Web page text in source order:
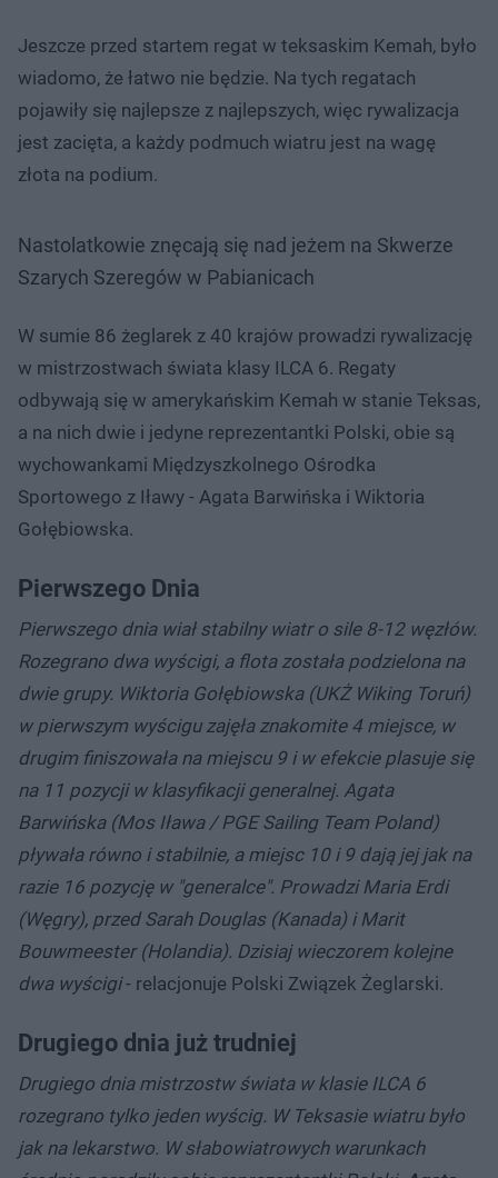
Jeszcze przed startem regat w teksaskim Kemah, było
wiadomo, że łatwo nie będzie. Na tych regatach
pojawiły się najlepsze z najlepszych, więc rywalizacja
jest zacięta, a każdy podmuch wiatru jest na wagę
złota na podium.
Nastolatkowie znęcają się nad jeżem na Skwerze
Szarych Szeregów w Pabianicach
W sumie 86 żeglarek z 40 krajów prowadzi rywalizację
w mistrzostwach świata klasy ILCA 6. Regaty
odbywają się w amerykańskim Kemah w stanie Teksas,
a na nich dwie i jedyne reprezentantki Polski, obie są
wychowankami Międzyszkolnego Ośrodka
Sportowego z Iławy - Agata Barwińska i Wiktoria
Gołębiowska.
Pierwszego Dnia
Pierwszego dnia wiał stabilny wiatr o sile 8-12 węzłów.
Rozegrano dwa wyścigi, a flota została podzielona na
dwie grupy. Wiktoria Gołębiowska (UKŻ Wiking Toruń)
w pierwszym wyścigu zajęła znakomite 4 miejsce, w
drugim finiszowała na miejscu 9 i w efekcie plasuje się
na 11 pozycji w klasyfikacji generalnej. Agata
Barwińska (Mos Iława / PGE Sailing Team Poland)
pływała równo i stabilnie, a miejsc 10 i 9 dają jej jak na
razie 16 pozycję w "generalce". Prowadzi Maria Erdi
(Węgry), przed Sarah Douglas (Kanada) i Marit
Bouwmeester (Holandia). Dzisiaj wieczorem kolejne
dwa wyścigi- relacjonuje Polski Związek Żeglarski.
Drugiego dnia już trudniej
Drugiego dnia mistrzostw świata w klasie ILCA 6
rozegrano tylko jeden wyścig. W Teksasie wiatru było
jak na lekarstwo. W słabowiatrowych warunkach